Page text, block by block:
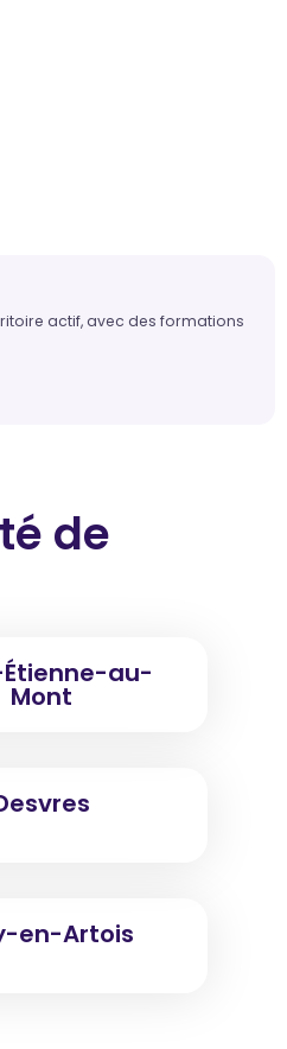
actif, avec des formations
de
au-
Mont
en-Artois